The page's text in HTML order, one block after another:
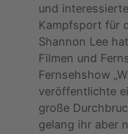
und
Kampfsport für
Shannon Lee
Filmen und
Fernsehshow
veröffentlichte
große
gelang ihr aber